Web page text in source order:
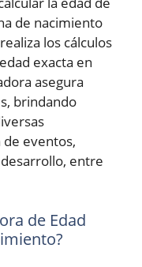
de nacimiento
los cálculos
exacta en
asegura
brindando
eventos,
entre
de Edad